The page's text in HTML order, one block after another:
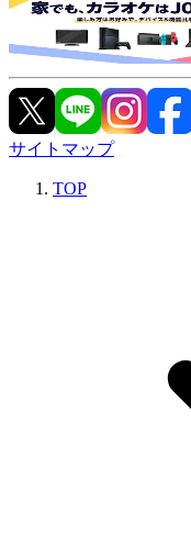
サイトマップ
TOP